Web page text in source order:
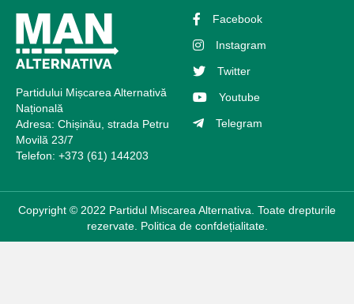
Partidului Mișcarea Alternativă
Națională
Adresa: Chișinău, strada Petru
Movilă 23/7
Telefon: +373 (61) 144203
Facebook
Instagram
Twitter
Youtube
Telegram
Copyright © 2022 Partidul Miscarea Alternativa. Toate drepturile
rezervate. Politica de confdețialitate.